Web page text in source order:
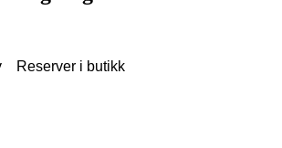
Reserver i butikk